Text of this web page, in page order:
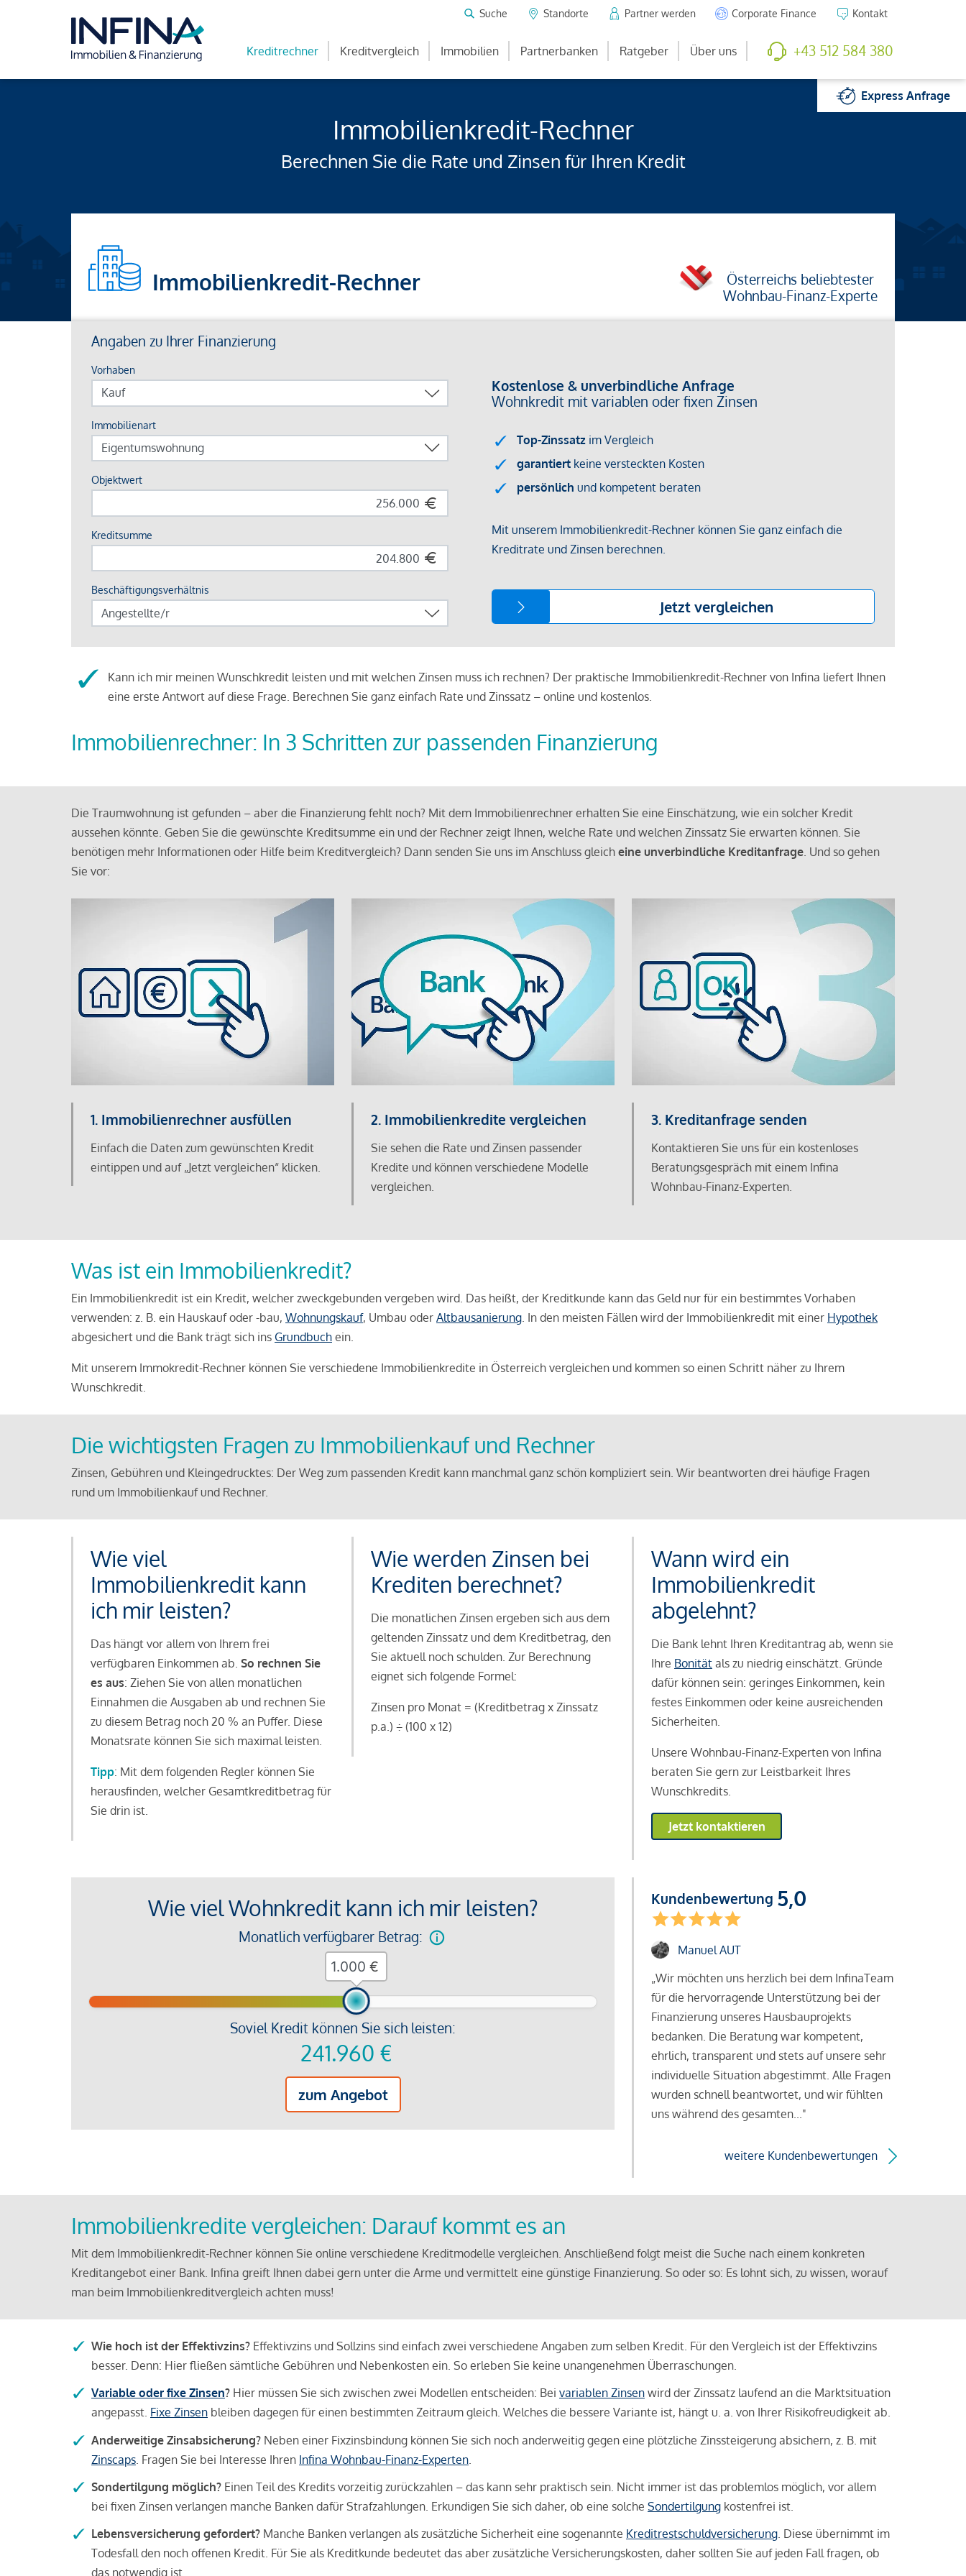
Suche Standorte Partner werden Corporate Finance Kontakt
Kreditrechner Kreditvergleich Immobilien Partnerbanken Ratgeber Über uns +43 512 584 380
ExpressAnfrage
Immobilienkredit-Rechner
Berechnen Sie die Rate und Zinsen für Ihren Kredit
Immobilienkredit-Rechner
Österreichs beliebtester
Wohnbau-Finanz-Experte
Kann ich mir meinen Wunschkredit leisten und mit welchen Zinsen muss ich rechnen? Der praktische Immobilienkredit-Rechner von Infina liefert Ihnen
eine erste Antwort auf diese Frage. Berechnen Sie ganz einfach Rate und Zinssatz – online und kostenlos.
Immobilienrechner: In 3 Schritten zur passenden Finanzierung
Die Traumwohnung ist gefunden – aber die Finanzierung fehlt noch? Mit dem Immobilienrechner erhalten Sie eine Einschätzung, wie ein solcher Kredit
aussehen könnte. Geben Sie die gewünschte Kreditsumme ein und der Rechner zeigt Ihnen, welche Rate und welchen Zinssatz Sie erwarten können. Sie
benötigen mehr Informationen oder Hilfe beim Kreditvergleich? Dann senden Sie uns im Anschluss gleich eine unverbindliche Kreditanfrage. Und so gehen
Sie vor:
1. Immobilienrechner ausfüllen
Einfach die Daten zum gewünschten Kredit
eintippen und auf „Jetzt vergleichen“ klicken.
2. Immobilienkredite vergleichen
Sie sehen die Rate und Zinsen passender
Kredite und können verschiedene Modelle
vergleichen.
3. Kreditanfrage senden
Kontaktieren Sie uns für ein kostenloses
Beratungsgespräch mit einem Infina
Wohnbau-Finanz-Experten.
Was ist ein Immobilienkredit?
Ein Immobilienkredit ist ein Kredit, welcher zweckgebunden vergeben wird. Das heißt, der Kreditkunde kann das Geld nur für ein bestimmtes Vorhaben
verwenden: z. B. ein Hauskauf oder -bau, Wohnungskauf, Umbau oder Altbausanierung. In den meisten Fällen wird der Immobilienkredit mit einer Hypothek
abgesichert und die Bank trägt sich ins Grundbuch ein.
Mit unserem Immokredit-Rechner können Sie verschiedene Immobilienkredite in Österreich vergleichen und kommen so einen Schritt näher zu Ihrem
Wunschkredit.
Die wichtigsten Fragen zu Immobilienkauf und Rechner
Zinsen, Gebühren und Kleingedrucktes: Der Weg zum passenden Kredit kann manchmal ganz schön kompliziert sein. Wir beantworten drei häufige Fragen
rund um Immobilienkauf und Rechner.
Wie viel
Immobilienkredit kann
ich mir leisten?
Das hängt vor allem von Ihrem frei
verfügbaren Einkommen ab. So rechnen Sie
es aus: Ziehen Sie von allen monatlichen
Einnahmen die Ausgaben ab und rechnen Sie
zu diesem Betrag noch 20 % an Puffer. Diese
Monatsrate können Sie sich maximal leisten.
Tipp: Mit dem folgenden Regler können Sie
herausfinden, welcher Gesamtkreditbetrag für
Sie drin ist.
Wie werden Zinsen bei
Krediten berechnet?
Die monatlichen Zinsen ergeben sich aus dem
geltenden Zinssatz und dem Kreditbetrag, den
Sie aktuell noch schulden. Zur Berechnung
eignet sich folgende Formel:
Zinsen pro Monat = (Kreditbetrag x Zinssatz
p.a.) ÷ (100 x 12)
Wann wird ein
Immobilienkredit
abgelehnt?
Die Bank lehnt Ihren Kreditantrag ab, wenn sie
Ihre Bonitätals zu niedrig einschätzt. Gründe
dafür können sein: geringes Einkommen, kein
festes Einkommen oder keine ausreichenden
Sicherheiten.
Unsere Wohnbau-Finanz-Experten von Infina
beraten Sie gern zur Leistbarkeit Ihres
Wunschkredits.
Jetzt kontaktieren
Wie viel Wohnkredit kann ich mir leisten?
Monatlich verfügbarer Betrag:
Soviel Kredit können Sie sich leisten:
241.960 €
zum Angebot
€
Kundenbewertung 5,0
Manuel AUT
„Wir möchten uns herzlich bei dem InfinaTeam
für die hervorragende Unterstützung bei der
Finanzierung unseres Hausbauprojekts
bedanken. Die Beratung war kompetent,
ehrlich, transparent und stets auf unsere sehr
individuelle Situation abgestimmt. Alle Fragen
wurden schnell beantwortet, und wir fühlten
uns während des gesamten..."
weitere Kundenbewertungen
Immobilienkredite vergleichen: Darauf kommt es an
Mit dem Immobilienkredit-Rechner können Sie online verschiedene Kreditmodelle vergleichen. Anschließend folgt meist die Suche nach einem konkreten
Kreditangebot einer Bank. Infina greift Ihnen dabei gern unter die Arme und vermittelt eine günstige Finanzierung. So oder so: Es lohnt sich, zu wissen, worauf
man beim Immobilienkreditvergleich achten muss!
Wie hoch ist der Effektivzins? Effektivzins und Sollzins sind einfach zwei verschiedene Angaben zum selben Kredit. Für den Vergleich ist der Effektivzins
besser. Denn: Hier fließen sämtliche Gebühren und Nebenkosten ein. So erleben Sie keine unangenehmen Überraschungen.
Variable oder fixe Zinsen? Hier müssen Sie sich zwischen zwei Modellen entscheiden: Bei variablen Zinsen wird der Zinssatz laufend an die Marktsituation
angepasst. Fixe Zinsen bleiben dagegen für einen bestimmten Zeitraum gleich. Welches die bessere Variante ist, hängt u. a. von Ihrer Risikofreudigkeit ab.
Anderweitige Zinsabsicherung? Neben einer Fixzinsbindung können Sie sich noch anderweitig gegen eine plötzliche Zinssteigerung absichern, z. B. mit
Zinscaps . Fragen Sie bei Interesse Ihren Infina Wohnbau-Finanz-Experten
Sondertilgung möglich? Einen Teil des Kredits vorzeitig zurückzahlen – das kann sehr praktisch sein. Nicht immer ist das problemlos möglich, vor allem
bei fixen Zinsen verlangen manche Banken dafür Strafzahlungen. Erkundigen Sie sich daher, ob eine solche Sondertilgung kostenfrei ist.
Lebensversicherung gefordert? Manche Banken verlangen als zusätzliche Sicherheit eine sogenannte Kreditrestschuldversicherung . Diese übernimmt im
Todesfall den noch offenen Kredit. Für Sie als Kreditkunde bedeutet das aber zusätzliche Versicherungskosten, daher sollten Sie auf jeden Fall fragen, ob
das notwendig ist.